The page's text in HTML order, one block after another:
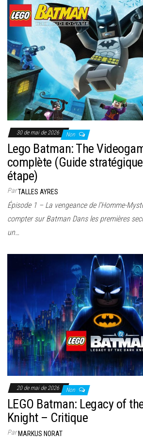
30 de mai de 2026 Non
Lego Batman: The
complète (Guide
étape)
ParTALLES AYRES
Épisode 1 – La vengeance de l’Homme-
compter sur Batman Dans les premières
un…
20 de mai de 2026 Non
LEGO Batman: Legacy of
Knight – Critique
ParMARKUS NORAT